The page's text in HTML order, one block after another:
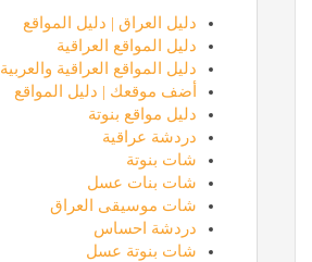
دليل العراق | دليل المواقع
دليل المواقع العراقية
دليل المواقع العراقية والعربية
أضف موقعك | دليل المواقع
دليل مواقع بنوتة
دردشة عراقية
شات بنوتة
شات بنات عسل
شات موسيقى العراق
دردشة احساس
شات بنوتة عسل